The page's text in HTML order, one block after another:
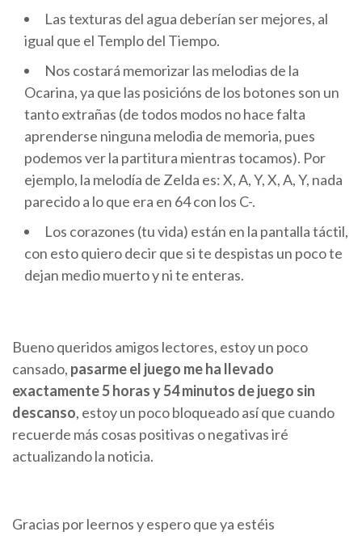
Las texturas del agua deberían ser mejores, al
igual que el Templo del Tiempo.
Nos costará memorizar las melodias de la
Ocarina, ya que las posicións de los botones son un
tanto extrañas (de todos modos no hace falta
aprenderse ninguna melodia de memoria, pues
podemos ver la partitura mientras tocamos). Por
ejemplo, la melodía de Zelda es: X, A, Y, X, A, Y, nada
parecido a lo que era en 64 con los C-.
Los corazones (tu vida) están en la pantalla táctil,
con esto quiero decir que si te despistas un poco te
dejan medio muerto y ni te enteras.
Bueno queridos amigos lectores, estoy un poco
cansado, pasarme el juego me ha llevado
exactamente 5 horas y 54 minutos de juego sin
descanso, estoy un poco bloqueado así que cuando
recuerde más cosas positivas o negativas iré
actualizando la noticia.
Gracias por leernos y espero que ya estéis